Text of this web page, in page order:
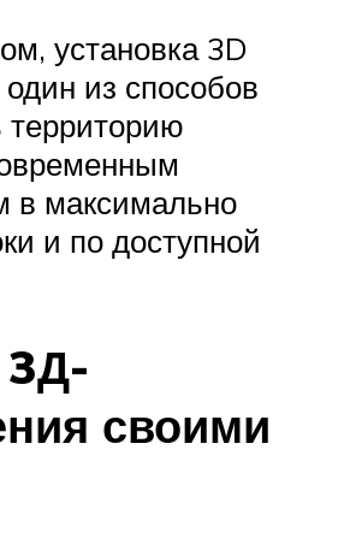
установка 3D
из способов
территорию
в максимально
и по доступной
своими